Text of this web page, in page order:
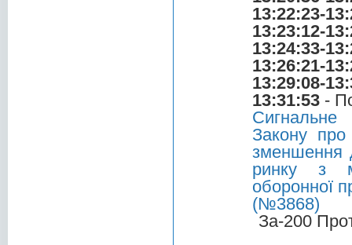
13:22:23-
13:23:12-
13:24:33-
13:26:21-
13:29:08-
13:31:53 -
Сигнальне
Закону
зменшення
ринку з
оборонної
(№3868)
За-200